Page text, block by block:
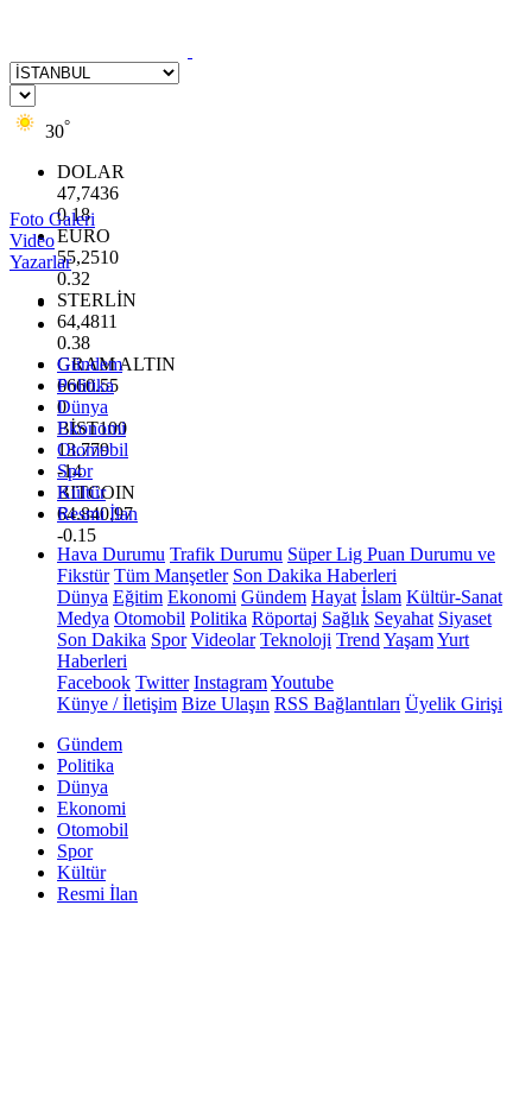
30°
DOLAR
47,7436
0.18
EURO
55,2510
0.32
STERLİN
64,4811
0.38
GRAM ALTIN
6660.55
0
BİST100
13.779
-14
BITCOIN
64.840,97
-0.15
Foto Galeri
Video
Yazarlar
Gündem
Politika
Dünya
Ekonomi
Otomobil
Spor
Kültür
Resmi İlan
Hava Durumu Trafik Durumu Süper Lig Puan Durumu ve
Fikstür Tüm Manşetler Son Dakika Haberleri
Dünya Eğitim Ekonomi Gündem Hayat İslam Kültür-Sanat
Medya Otomobil Politika Röportaj Sağlık Seyahat Siyaset
Son Dakika Spor Videolar Teknoloji Trend YaşamYurt
Haberleri
Facebook Twitter InstagramYoutube
Künye / İletişim Bize Ulaşın RSS Bağlantıları Üyelik Girişi
Gündem
Politika
Dünya
Ekonomi
Otomobil
Spor
Kültür
Resmi İlan